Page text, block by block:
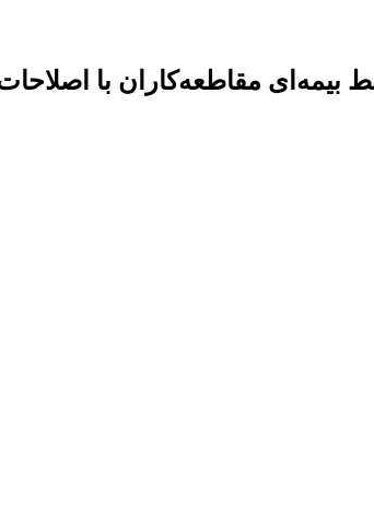
بیمه‌ای مقاطعه‌کاران با